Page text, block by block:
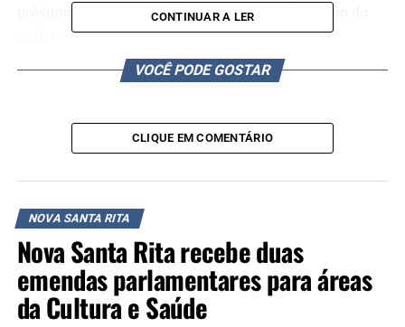
próximo, com cartazes que pediam a não aprovação do
CONTINUAR A LER
VOCÊ PODE GOSTAR
CLIQUE EM COMENTÁRIO
NOVA SANTA RITA
Nova Santa Rita recebe duas
emendas parlamentares para áreas
da Cultura e Saúde